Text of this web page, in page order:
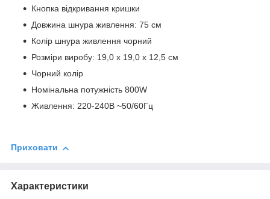
Кнопка відкривання кришки
Довжина шнура живлення: 75 см
Колір шнура живлення чорний
Розміри виробу: 19,0 х 19,0 х 12,5 см
Чорний колір
Номінальна потужність 800W
Живлення: 220-240В ~50/60Гц
Приховати
Характеристики